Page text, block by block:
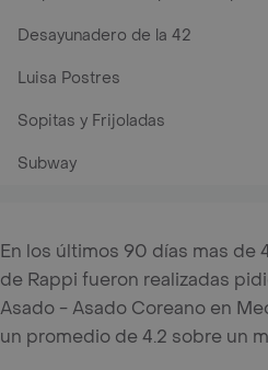
Desayunadero de la 42
Luisa Postres
Sopitas y Frijoladas
Subway
En los últimos 90 días mas de
de Rappi fueron realizadas
Asado - Asado Coreano en
un promedio de 4.2 sobre un